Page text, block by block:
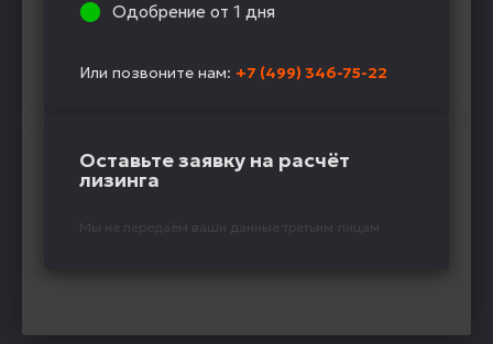
Одобрение от 1 дня
Или позвоните нам: +7 (499) 346-75-22
Оставьте заявку на расчёт
лизинга
Мы не передаём ваши данные третьим лицам